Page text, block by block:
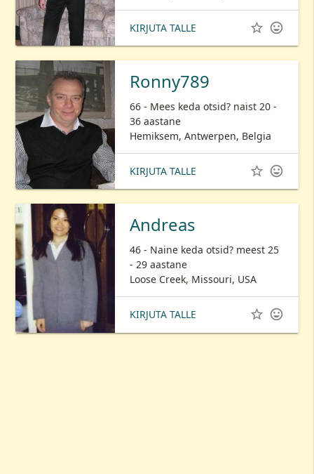
KIRJUTA TALLE  
Ronny789
66 - Mees keda otsid? naist 20 -
36 aastane
Hemiksem, Antwerpen, Belgia
KIRJUTA TALLE  
Andreas
46 - Naine keda otsid? meest 25
- 29 aastane
Loose Creek, Missouri, USA
KIRJUTA TALLE  